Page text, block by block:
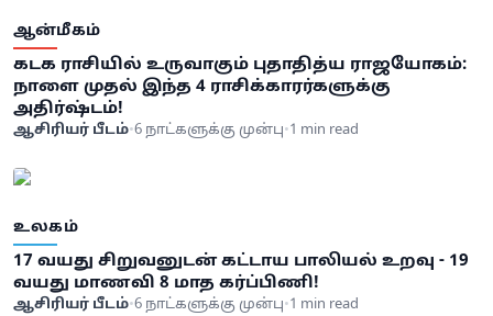
ஆன்மீகம்
கடக ராசியில் உருவாகும் புதாதித்ய ராஜயோகம்:
நாளை முதல் இந்த 4 ராசிக்காரர்களுக்கு
அதிர்ஷ்டம்!
ஆசிரியர் பீடம்•6 நாட்களுக்கு முன்பு•1 min read
உலகம்
17 வயது சிறுவனுடன் கட்டாய பாலியல் உறவு - 19
வயது மாணவி 8 மாத கர்ப்பிணி!
ஆசிரியர் பீடம்•6 நாட்களுக்கு முன்பு•1 min read